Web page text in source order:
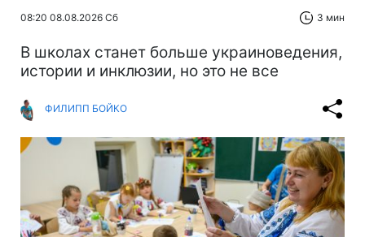
08:20 08.08.2026 Сб 3 мин
В школах станет больше украиноведения,
истории и инклюзии, но это не все
ФИЛИПП БОЙКО